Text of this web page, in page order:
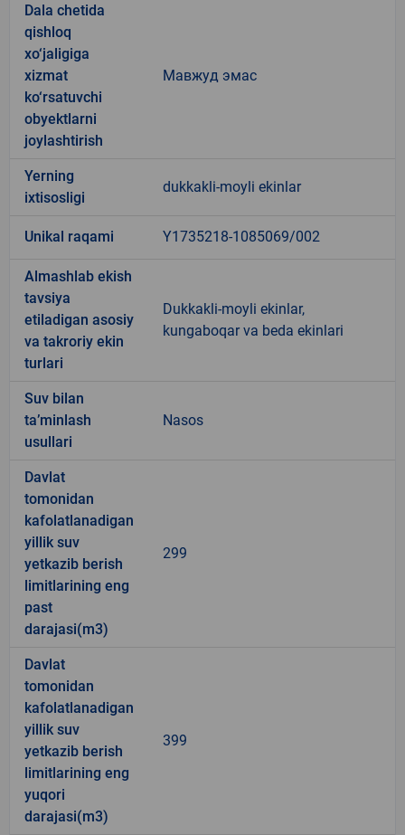
Dala chetida
qishloq
xo‘jaligiga
xizmat
ko‘rsatuvchi
obyektlarni
joylashtirish
Мавжуд эмас
Yerning
ixtisosligi
dukkakli-moyli ekinlar
Unikal raqami Y1735218-1085069/002
Almashlab ekish
tavsiya
etiladigan asosiy
va takroriy ekin
turlari
Dukkakli-moyli ekinlar,
kungaboqar va beda ekinlari
Suv bilan
ta’minlash
usullari
Nasos
Davlat
tomonidan
kafolatlanadigan
yillik suv
yetkazib berish
limitlarining eng
past
darajasi(m3)
299
Davlat
tomonidan
kafolatlanadigan
yillik suv
yetkazib berish
limitlarining eng
yuqori
darajasi(m3)
399